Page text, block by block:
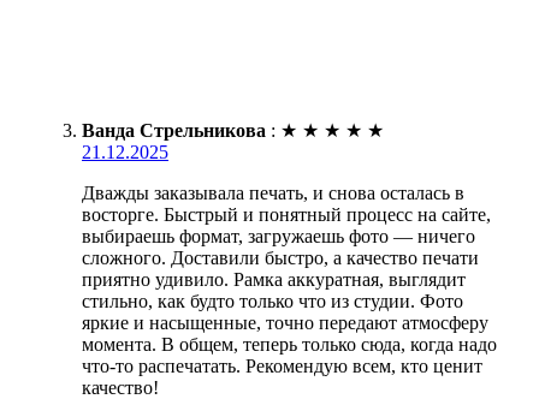
Ванда Стрельникова : ★ ★ ★ ★ ★
21.12.2025
Дважды заказывала печать, и снова осталась в
восторге. Быстрый и понятный процесс на сайте,
выбираешь формат, загружаешь фото — ничего
сложного. Доставили быстро, а качество печати
приятно удивило. Рамка аккуратная, выглядит
стильно, как будто только что из студии. Фото
яркие и насыщенные, точно передают атмосферу
момента. В общем, теперь только сюда, когда надо
что-то распечатать. Рекомендую всем, кто ценит
качество!